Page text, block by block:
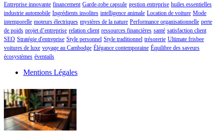
Entreprise innovante financement Garde-robe capsule gestion entreprise huiles essentielles
industrie automobile Ingrédients insolites intelligence animale Location de voiture Mode
intemporelle moteurs électriques mystères de la nature Performance organisationnelle perte
de poids projet d’entreprise relation client ressources financières santé satisfaction client
SEO Stratégie d'entreprise Style personnel Style traditionnel trésorerie Ultimate frisbee
voitures de luxe voyage au Cambodge Élégance contemporaine Équilibre des saveurs
écosystèmes éventails
Mentions Légales